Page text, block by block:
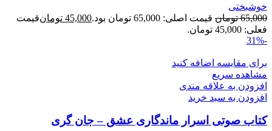
خوشبختی
65,000 تومان قیمت اصلی: 65,000 تومان بود. 45,000 تومانقیمت
فعلی: 45,000 تومان.
-31%
برای مقایسه اضافه کنید
مشاهده سریع
افزودن به علاقه مندی
افزودن به سبد خرید
کتاب صوتی اسرار ماندگاری عشق – جان گری